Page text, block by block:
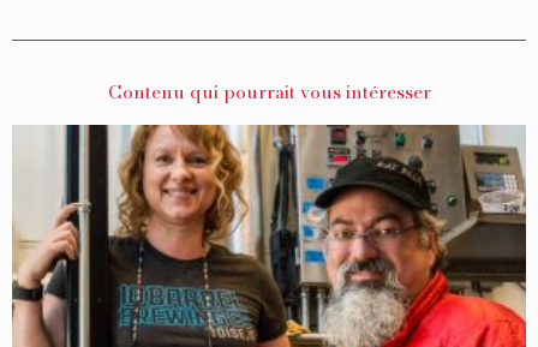
Contenu qui pourrait vous intéresser